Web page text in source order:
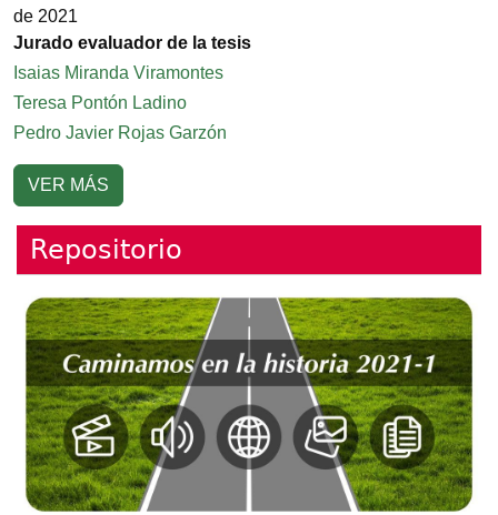
de 2021
Jurado evaluador de la tesis
Isaias Miranda Viramontes
Teresa Pontón Ladino
Pedro Javier Rojas Garzón
VER MÁS
Repositorio